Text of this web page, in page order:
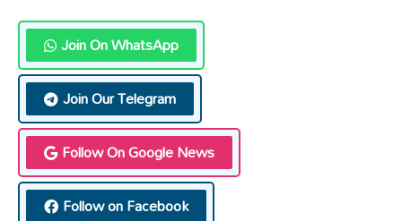
Join On WhatsApp
Join Our Telegram
Follow On Google News
Follow on Facebook